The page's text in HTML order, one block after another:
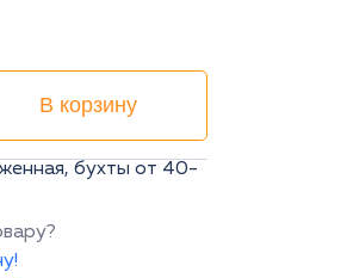
В корзину
бухты от 40-